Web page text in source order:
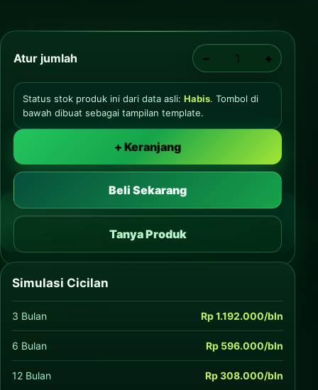
Atur jumlah − +
Status stok produk ini dari data asli: Habis. Tombol di
bawah dibuat sebagai tampilan template.
+ Keranjang
Beli Sekarang
Tanya Produk
Tukar Tambah
Dapatkan harga terbaik dengan Trade-In Plus.
Simulasi Cicilan
3 Bulan Rp 1.192.000/bln
6 Bulan Rp 596.000/bln
12 Bulan Rp 308.000/bln